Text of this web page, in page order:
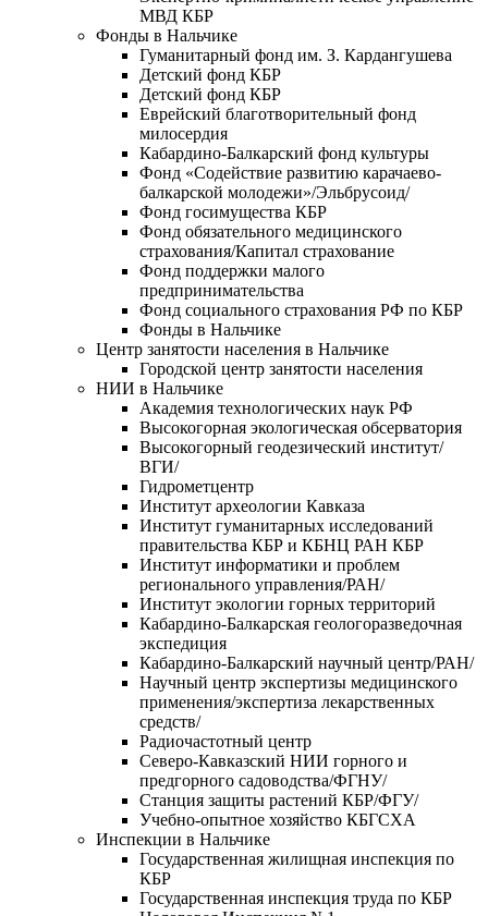
МВД КБР
Фонды в Нальчике
Гуманитарный фонд им. З. Кардангушева
Детский фонд КБР
Детский фонд КБР
Еврейский благотворительный фонд
милосердия
Кабардино-Балкарский фонд культуры
Фонд «Содействие развитию карачаево-
балкарской молодежи»/Эльбрусоид/
Фонд госимущества КБР
Фонд обязательного медицинского
страхования/Капитал страхование
Фонд поддержки малого
предпринимательства
Фонд социального страхования РФ по КБР
Фонды в Нальчике
Центр занятости населения в Нальчике
Городской центр занятости населения
НИИ в Нальчике
Академия технологических наук РФ
Высокогорная экологическая обсерватория
Высокогорный геодезический институт/
ВГИ/
Гидрометцентр
Институт археологии Кавказа
Институт гуманитарных исследований
правительства КБР и КБНЦ РАН КБР
Институт информатики и проблем
регионального управления/РАН/
Институт экологии горных территорий
Кабардино-Балкарская геологоразведочная
экспедиция
Кабардино-Балкарский научный центр/РАН/
Научный центр экспертизы медицинского
применения/экспертиза лекарственных
средств/
Радиочастотный центр
Северо-Кавказский НИИ горного и
предгорного садоводства/ФГНУ/
Станция защиты растений КБР/ФГУ/
Учебно-опытное хозяйство КБГСХА
Инспекции в Нальчике
Государственная жилищная инспекция по
КБР
Государственная инспекция труда по КБР